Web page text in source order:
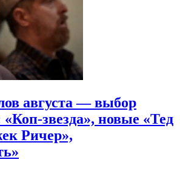
августа — выбор
звезда», новые «Тед
Ричер»,